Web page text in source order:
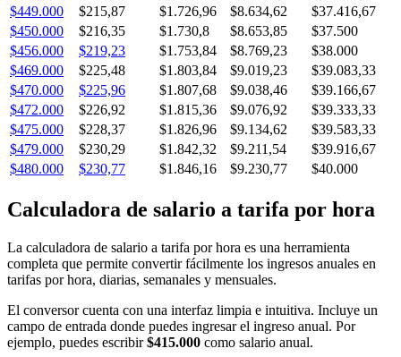
$449.000
$215,87 $1.726,96 $8.634,62
$37.416,67
$450.000
$216,35 $1.730,8 $8.653,85
$37.500
$456.000
$219,23 $1.753,84 $8.769,23
$38.000
$469.000
$225,48 $1.803,84 $9.019,23
$39.083,33
$470.000
$225,96 $1.807,68 $9.038,46
$39.166,67
$472.000
$226,92 $1.815,36 $9.076,92
$39.333,33
$475.000
$228,37 $1.826,96 $9.134,62
$39.583,33
$479.000
$230,29 $1.842,32 $9.211,54
$39.916,67
$480.000
$230,77 $1.846,16 $9.230,77 $40.000
Calculadora de salario a tarifa por hora
La calculadora de salario a tarifa por hora es una herramienta
completa que permite convertir fácilmente los ingresos anuales en
tarifas por hora, diarias, semanales y mensuales.
El conversor cuenta con una interfaz limpia e intuitiva. Incluye un
campo de entrada donde puedes ingresar el ingreso anual. Por
ejemplo, puedes escribir$415.000 como salario anual.